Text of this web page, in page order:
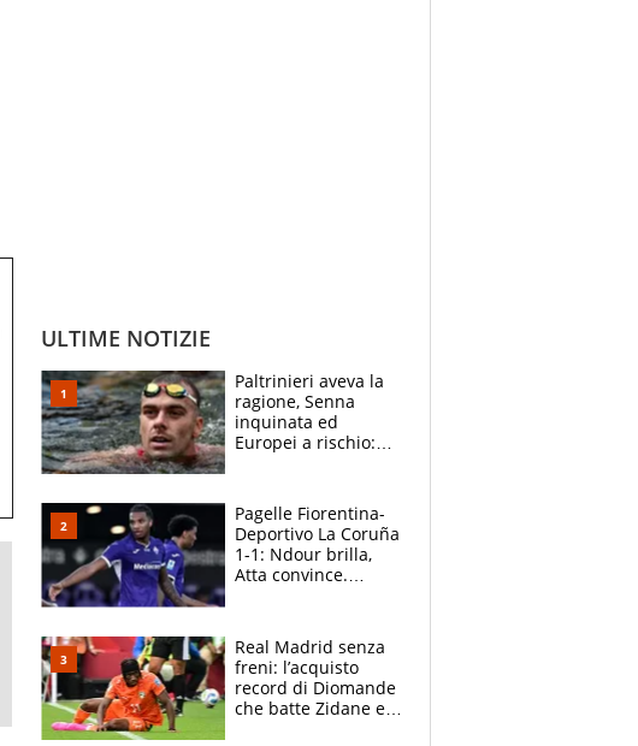
ULTIME NOTIZIE
Paltrinieri aveva la
ragione, Senna
inquinata ed
Europei a rischio:
adesso
Pagelle Fiorentina-
Deportivo La Coruña
1-1: Ndour brilla,
Atta convince.
Real Madrid senza
freni: l’acquisto
record di Diomande
che batte Zidane e